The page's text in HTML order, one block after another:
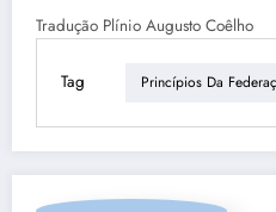
Tradução Plínio Augusto Coêlho
Tag Princípios Da